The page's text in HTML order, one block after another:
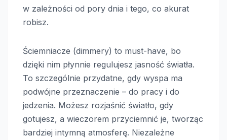
w zależności od pory dnia i tego, co akurat
robisz.
Ściemniacze (dimmery) to must-have, bo
dzięki nim płynnie regulujesz jasność światła.
To szczególnie przydatne, gdy wyspa ma
podwójne przeznaczenie – do pracy i do
jedzenia. Możesz rozjaśnić światło, gdy
gotujesz, a wieczorem przyciemnić je, tworząc
bardziej intymną atmosferę. Niezależne